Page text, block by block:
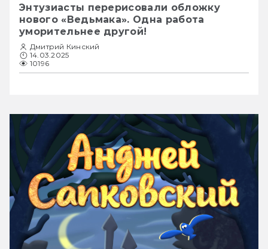
Энтузиасты перерисовали обложку
нового «Ведьмака». Одна работа
уморительнее другой!
Дмитрий Кинский
14.03.2025
10196